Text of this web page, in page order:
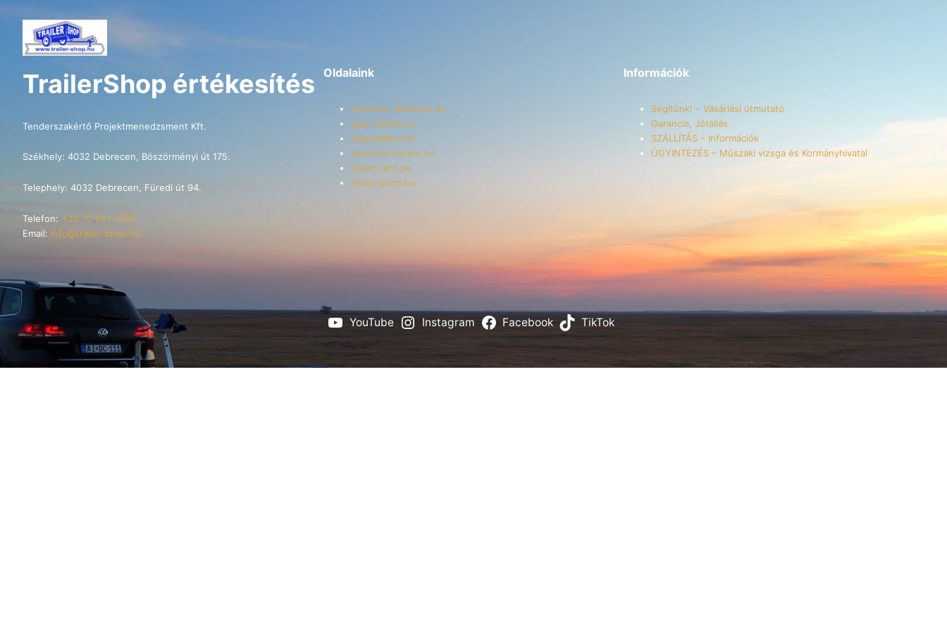
TrailerShop értékesítés
Tenderszakértő Projektmenedzsment Kft.
Székhely: 4032 Debrecen, Böszörményi út 175.
Telephely: 4032 Debrecen, Füredi út 94.
Telefon: +36 70 621 7696
Email: info@trailer-shop.hu
Oldalaink
utanfuto-alkatresz.hu
gep-szallito.hu
hajoszallito.hu
utanfuto-berles.hu
trailer-rent.hu
trailer-shop.hu
Információk
Segítünk! – Vásárlási útmutató
Garancia, Jótállás
SZÁLLÍTÁS – Információk
ÜGYINTÉZÉS – Műszaki vizsga és Kormányhivatal
YouTube Instagram Facebook TikTok